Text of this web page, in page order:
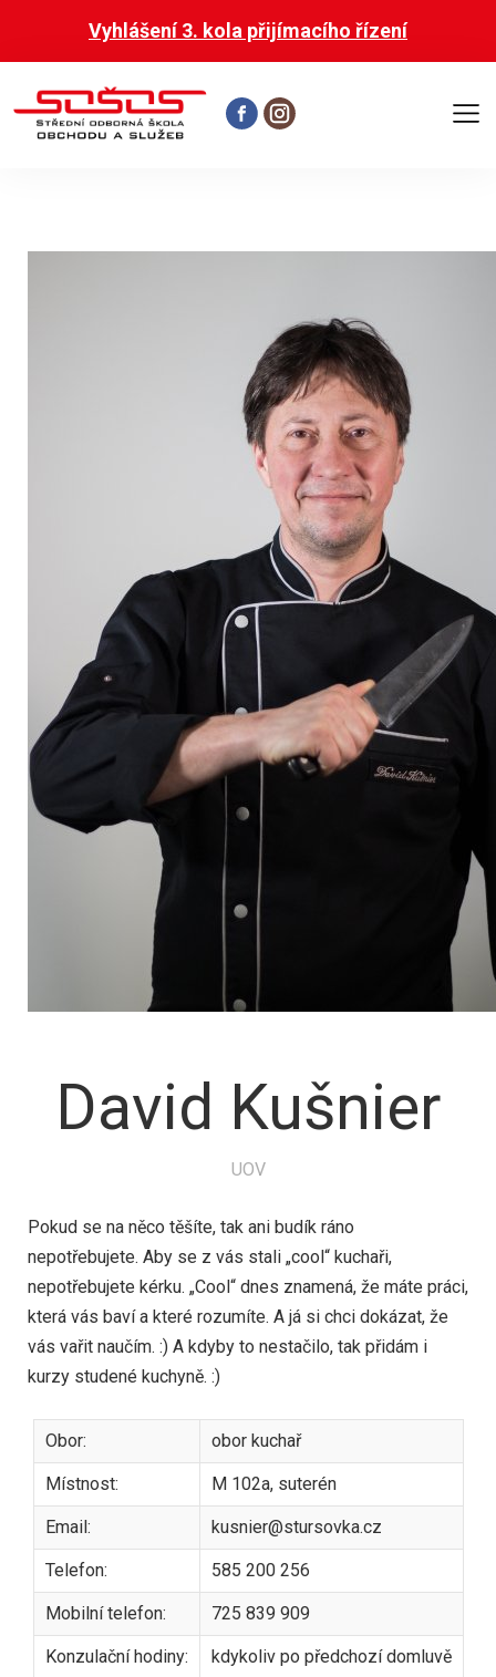
Vyhlášení 3. kola přijímacího řízení
David Kušnier
UOV
Pokud se na něco těšíte, tak ani budík ráno
nepotřebujete. Aby se z vás stali „cool“ kuchaři,
nepotřebujete kérku. „Cool“ dnes znamená, že máte práci,
která vás baví a které rozumíte. A já si chci dokázat, že
vás vařit naučím. :) A kdyby to nestačilo, tak přidám i
kurzy studené kuchyně. :)
Obor: obor kuchař
Místnost: M 102a, suterén
Email: kusnier@stursovka.cz
Telefon: 585 200 256
Mobilní telefon: 725 839 909
Konzulační hodiny: kdykoliv po předchozí domluvě